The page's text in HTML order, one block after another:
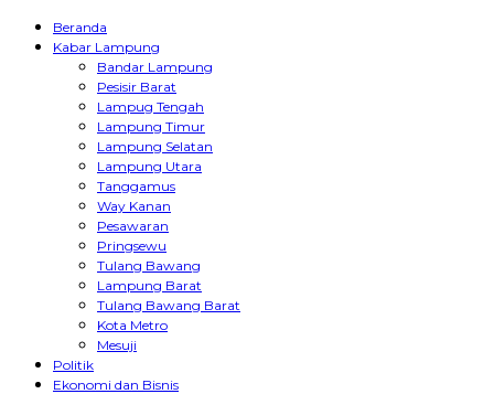
Beranda
Kabar Lampung
Bandar Lampung
Pesisir Barat
Lampug Tengah
Lampung Timur
Lampung Selatan
Lampung Utara
Tanggamus
Way Kanan
Pesawaran
Pringsewu
Tulang Bawang
Lampung Barat
Tulang Bawang Barat
Kota Metro
Mesuji
Politik
Ekonomi dan Bisnis